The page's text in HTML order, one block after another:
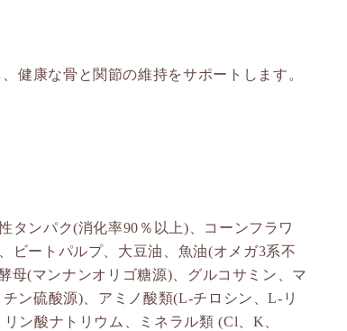
健康な骨と関節の維持をサポートします。
タンパク(消化率90％以上)、コーンフラワ
ビートパルプ、大豆油、魚油(オメガ3系不
母(マンナンオリゴ糖源)、グルコサミン、マ
ン硫酸源)、アミノ酸類(L-チロシン、L-リ
ン酸ナトリウム、ミネラル類 (Cl、K、